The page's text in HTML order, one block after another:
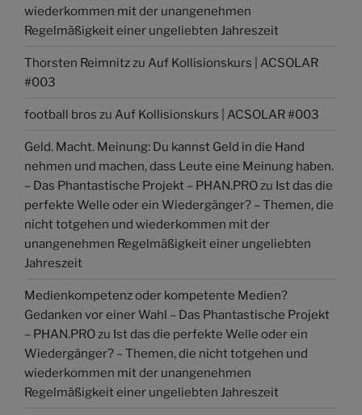
wiederkommen mit der unangenehmen
Regelmäßigkeit einer ungeliebten Jahreszeit
Thorsten Reimnitz zu Auf Kollisionskurs | ACSOLAR
#003
football bros zu Auf Kollisionskurs | ACSOLAR #003
Geld. Macht. Meinung: Du kannst Geld in die Hand
nehmen und machen, dass Leute eine Meinung haben.
– Das Phantastische Projekt – PHAN.PRO zu Ist das die
perfekte Welle oder ein Wiedergänger? – Themen, die
nicht totgehen und wiederkommen mit der
unangenehmen Regelmäßigkeit einer ungeliebten
Jahreszeit
Medienkompetenz oder kompetente Medien?
Gedanken vor einer Wahl – Das Phantastische Projekt
– PHAN.PRO zu Ist das die perfekte Welle oder ein
Wiedergänger? – Themen, die nicht totgehen und
wiederkommen mit der unangenehmen
Regelmäßigkeit einer ungeliebten Jahreszeit